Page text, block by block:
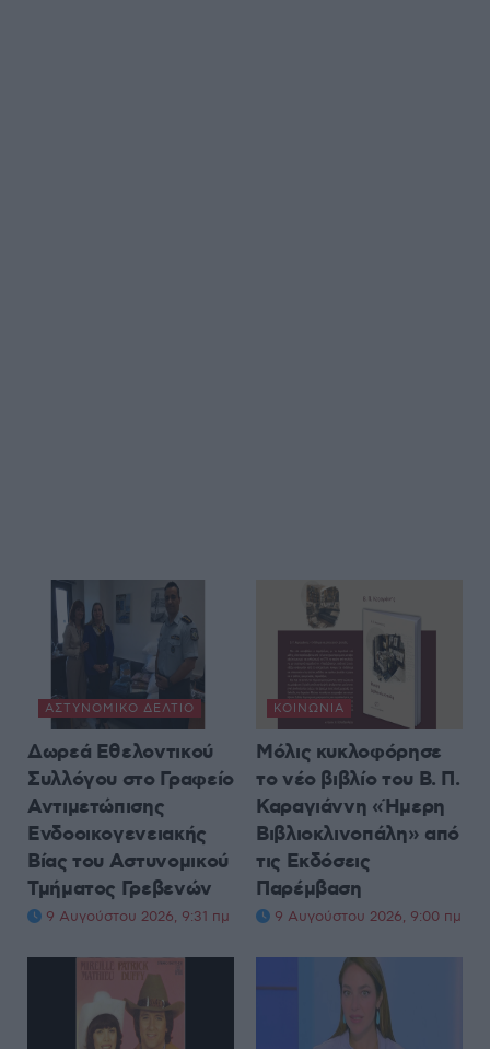
ΑΣΤΥΝΟΜΙΚΌ ΔΕΛΤΊΟ
Δωρεά Εθελοντικού
Συλλόγου στο Γραφείο
Αντιμετώπισης
Ενδοοικογενειακής
Βίας του Αστυνομικού
Τμήματος Γρεβενών
9 Αυγούστου 2026, 9:31 πμ
ΚΟΙΝΩΝΊΑ
Μόλις κυκλοφόρησε
το νέο βιβλίο του Β. Π.
Καραγιάννη «Ήμερη
Βιβλιοκλινοπάλη» από
τις Εκδόσεις
Παρέμβαση
9 Αυγούστου 2026, 9:00 πμ